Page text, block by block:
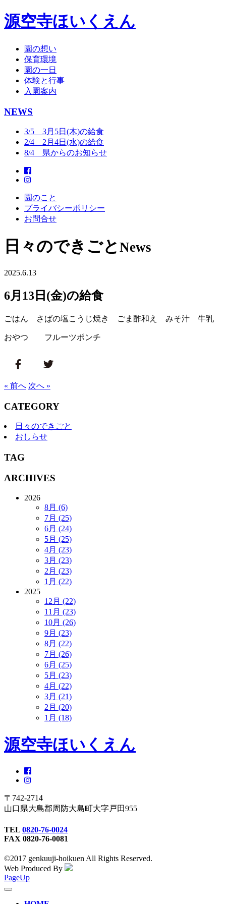
源空寺ほいくえん
園の想い
保育環境
園の一日
体験と行事
入園案内
NEWS
3/5 3月5日(木)の給食
2/4 2月4日(水)の給食
8/4 県からのお知らせ
園のこと
プライバシーポリシー
お問合せ
日々のできごと News
2025.6.13
6月13日(金)の給食
ごはん さばの塩こうじ焼き ごま酢和え みそ汁 牛乳
おやつ フルーツポンチ
« 前へ 次へ »
CATEGORY
日々のできごと
おしらせ
TAG
ARCHIVES
2026
8月 (6)
7月 (25)
6月 (24)
5月 (25)
4月 (23)
3月 (23)
2月 (23)
1月 (22)
2025
12月 (22)
11月 (23)
10月 (26)
9月 (23)
8月 (22)
7月 (26)
6月 (25)
5月 (23)
4月 (22)
3月 (21)
2月 (20)
1月 (18)
源空寺ほいくえん
〒742-2714
山口県大島郡周防大島町大字戸田955
TEL 0820-76-0024
FAX 0820-76-0081
©2017 genkuuji-hoikuen All Rights Reserved.
Web Produced By
PageUp
toggle
navigation